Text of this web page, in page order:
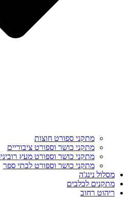
מתקני ספורט חוצות
מתקני כושר וספורט ציבוריים
מתקני כושר וספורט מעץ רוביניה
מתקני כושר וספורט לבתי ספר
מסלול נינג'ה
מתקנים לכלבים
ריהוט רחוב